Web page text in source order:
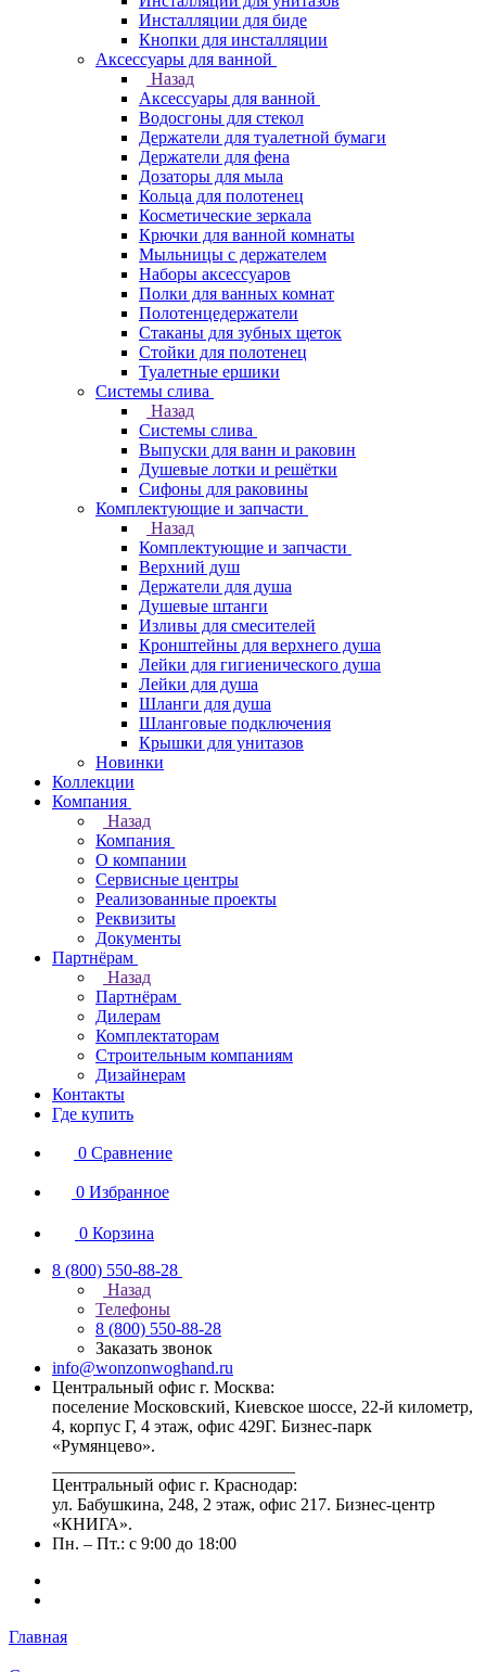
Инсталляции для биде
Кнопки для инсталляции
Аксессуары для ванной
Назад
Аксессуары для ванной
Водосгоны для стекол
Держатели для туалетной бумаги
Держатели для фена
Дозаторы для мыла
Кольца для полотенец
Косметические зеркала
Крючки для ванной комнаты
Мыльницы с держателем
Наборы аксессуаров
Полки для ванных комнат
Полотенцедержатели
Стаканы для зубных щеток
Стойки для полотенец
Туалетные ершики
Системы слива
Назад
Системы слива
Выпуски для ванн и раковин
Душевые лотки и решётки
Сифоны для раковины
Комплектующие и запчасти
Назад
Комплектующие и запчасти
Верхний душ
Держатели для душа
Душевые штанги
Изливы для смесителей
Кронштейны для верхнего душа
Лейки для гигиенического душа
Лейки для душа
Шланги для душа
Шланговые подключения
Крышки для унитазов
Новинки
Коллекции
Компания
Назад
Компания
О компании
Сервисные центры
Реализованные проекты
Реквизиты
Документы
Партнёрам
Назад
Партнёрам
Дилерам
Комплектаторам
Строительным компаниям
Дизайнерам
Контакты
Где купить
0 Сравнение
0 Избранное
0 Корзина
8 (800) 550-88-28
Назад
Телефоны
8 (800) 550-88-28
Заказать звонок
info@wonzonwoghand.ru
Центральный офис г. Москва:
поселение Московский, Киевское шоссе, 22-й километр,
4, корпус Г, 4 этаж, офис 429Г. Бизнес-парк
«Румянцево».
Центральный офис г. Краснодар:
ул. Бабушкина, 248, 2 этаж, офис 217. Бизнес-центр
«КНИГА».
Пн. – Пт.: с 9:00 до 18:00
Главная